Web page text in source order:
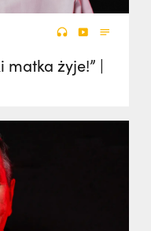
matka żyje!” |